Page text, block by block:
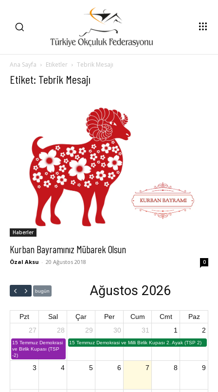
Ana Sayfa Etiketler Tebrik Mesajı
Etiket: Tebrik Mesajı
Haberler
Kurban Bayramınız Mübarek Olsun
Özal Aksu - 20 Ağustos 2018 0
bugün Ağustos 2026
Pzt Sal Çar Per Cum Cmt
Paz
27
15 Temmuz Demokrasi
ve Birlik Kupası (TSP
-2)
28 29
15 Temmuz Demokrasi ve Milli Birlik Kupası 2. Ayak (TSP 2)
30 31 1 2
3 4 5 6 7 8 9